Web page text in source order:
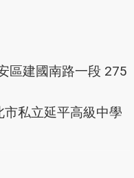
區建國南路一段 275
市私立延平高級中學